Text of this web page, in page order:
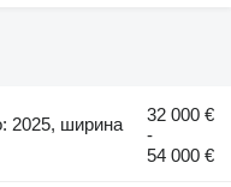
2025, ширина
32 000 €
-
54 000 €